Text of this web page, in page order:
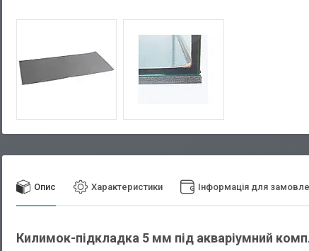
Опис Характеристики Інформація для
Килимок-підкладка 5 мм під акваріумний